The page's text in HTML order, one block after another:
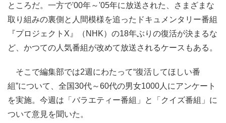
ところだ。一方で'00年～'05年に放送された、さまざまな
取り組みの裏側と人間模様を追ったドキュメンタリー番組
『プロジェクトX』（NHK）の18年ぶりの復活が決まるな
ど、かつての人気番組が改めて放送されるケースもある。
そこで編集部では2週にわたって“復活してほしい番
組”について、全国30代～60代の男女1000人にアンケート
を実施。今週は「バラエティー番組」と「クイズ番組」に
ついて意見を聞いた。